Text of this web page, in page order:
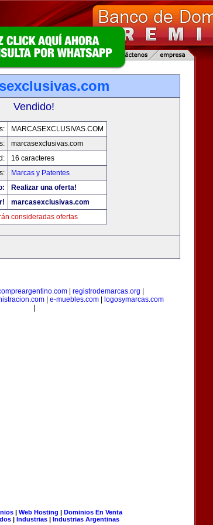
Vendido!
MARCASEXCLUSIVAS.COM
marcasexclusivas.com
16 caracteres
Marcas y Patentes
Realizar una oferta!
marcasexclusivas.com
consideradas ofertas
| registrodemarcas.org
| e-muebles.com|
logosymarcas.com
| Web Hosting | Dominios En Venta
| Industrias | Industrias Argentinas